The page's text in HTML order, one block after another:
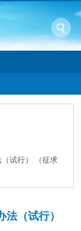
试行） （征求
（试行）